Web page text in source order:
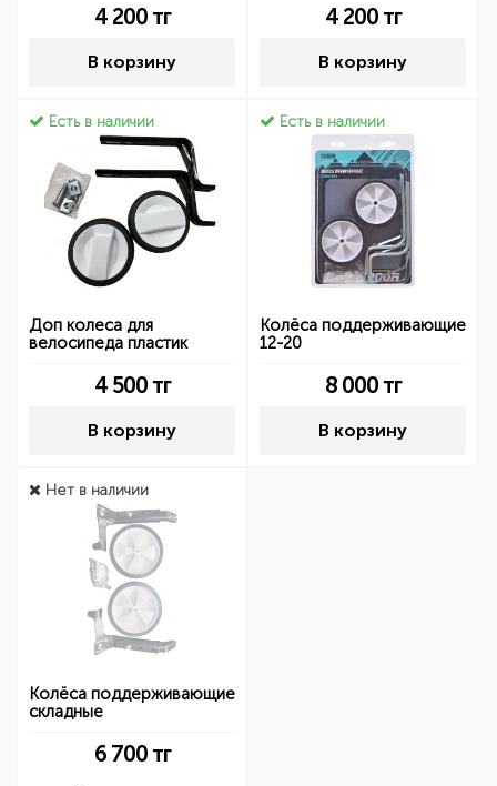
4 200тг
В корзину
4 200тг
В корзину
Есть в наличии
Доп колеса для
велосипеда пластик
4 500тг
В корзину
Есть в наличии
Колёса поддерживающие
12-20
8 000тг
В корзину
Нет в наличии
Колёса поддерживающие
складные
6 700тг